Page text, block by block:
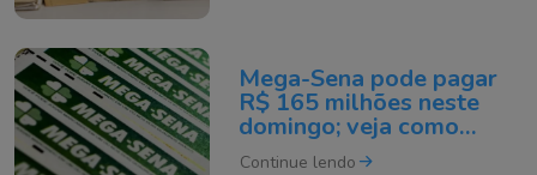
Mega-Sena pode pagar
R$ 165 milhões neste
domingo; veja como
apostar
Continue lendo